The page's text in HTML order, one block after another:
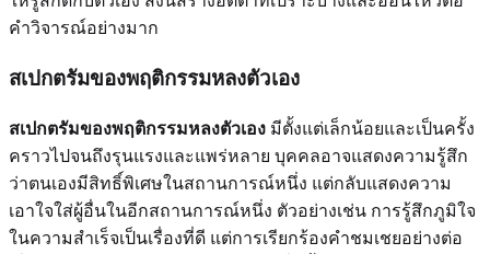
คำวิจารณ์อย่างมาก
สเปกตรัมของพฤติกรรมหลงตัวเอง
สเปกตรัมของพฤติกรรมหลงตัวเอง มีตั้งแต่เล็กน้อยและเป็นครั้ง
คราวไปจนถึงรุนแรงและแพร่หลาย บุคคลอาจแสดงความรู้สึก
ว่าตนเองมีสิทธิ์พิเศษในสถานการณ์หนึ่ง แต่กลับแสดงความ
เอาใจใส่ผู้อื่นในอีกสถานการณ์หนึ่ง ตัวอย่างเช่น การรู้สึกภูมิใจ
ในความสำเร็จเป็นเรื่องที่ดี แต่การเรียกร้องคำชมเชยอย่างต่อ